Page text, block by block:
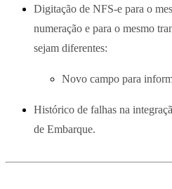
Digitação de NFS-e para o
numeração e para o mesmo
sejam diferentes:
Novo campo para
Histórico de falhas na
de Embarque.